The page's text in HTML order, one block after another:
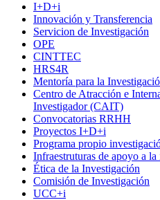
I+D+i
Innovación y Transferencia
Servicion de Investigación
OPE
CINTTEC
HRS4R
Mentoría para la
Centro de Atracción e
Investigador (CAIT)
Convocatorias RRHH
Proyectos I+D+i
Programa propio
Infraestruturas de apoyo a
Ética de la Investigación
Comisión de Investigación
UCC+i